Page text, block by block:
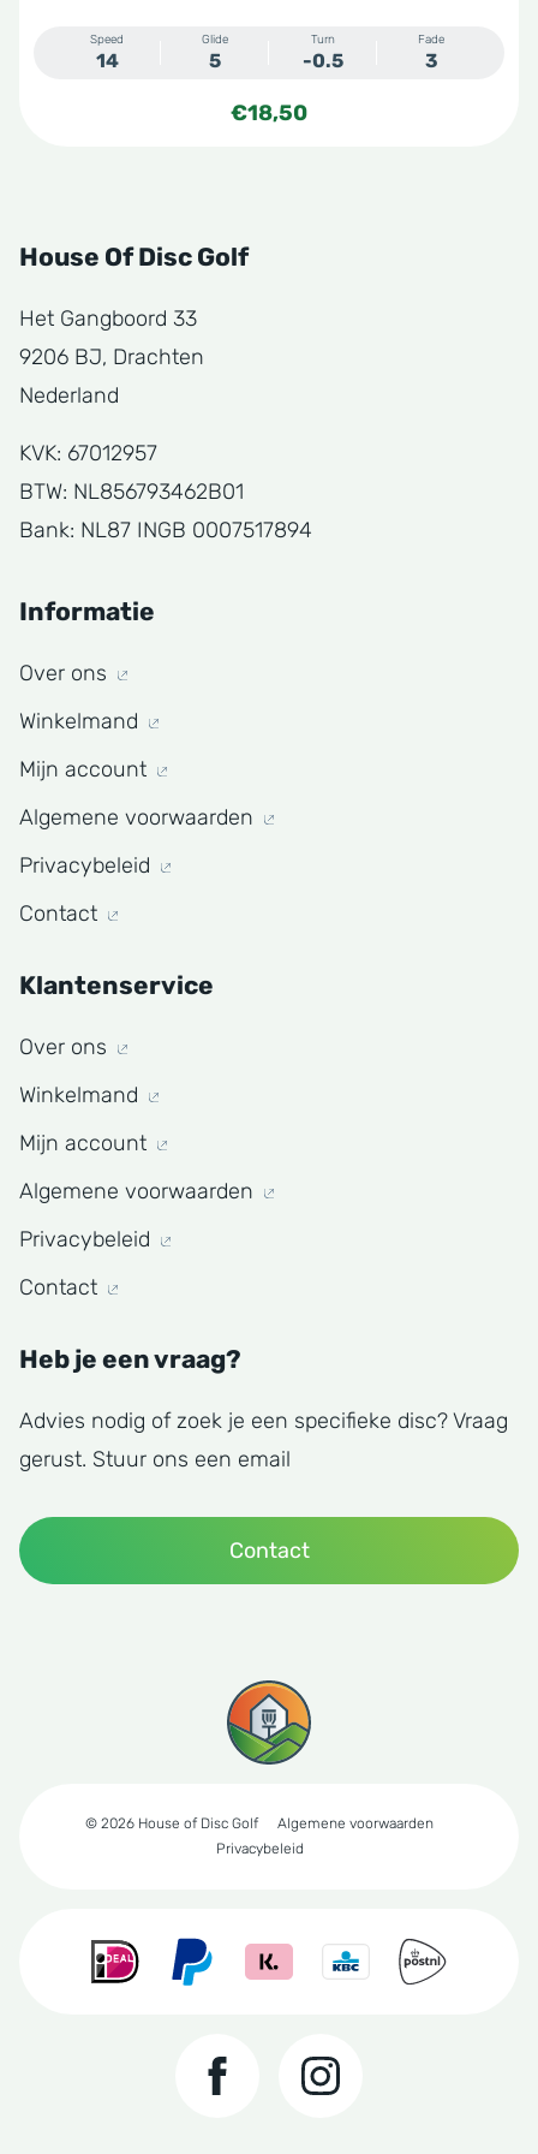
Speed
14
Glide
5
Turn
-0.5
Fade
3
€18,50
House Of Disc Golf
Het Gangboord 33
9206 BJ, Drachten
Nederland
KVK: 67012957
BTW: NL856793462B01
Bank: NL87 INGB 0007517894
Informatie
Over ons
Winkelmand
Mijn account
Algemene voorwaarden
Privacybeleid
Contact
Klantenservice
Over ons
Winkelmand
Mijn account
Algemene voorwaarden
Privacybeleid
Contact
Heb je een vraag?
Advies nodig of zoek je een specifieke disc? Vraag
gerust. Stuur ons een email
Contact
© 2026 House of Disc Golf
Algemene voorwaarden
Privacybeleid